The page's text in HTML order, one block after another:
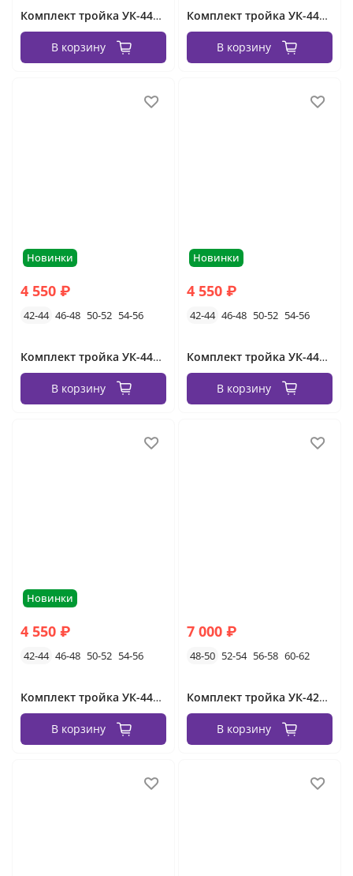
Комплект тройка УК-4413-15582/4 Фабрика Моды
В корзину
Комплект тройка УК-4413-15582/3 Фабрика Моды
В корзину
Новинки
4 550 ₽
42-44 46-48 50-52 54-56
Комплект тройка УК-4413-15582/2 Фабрика Моды
В корзину
Новинки
4 550 ₽
42-44 46-48 50-52 54-56
Комплект тройка УК-4413-15582/1 Фабрика Моды
В корзину
Новинки
4 550 ₽
42-44 46-48 50-52 54-56
Комплект тройка УК-4413-15582 Фабрика Моды
В корзину
7 000 ₽
48-50 52-54 56-58 60-62
Комплект тройка УК-423-2 Fabrika
В корзину